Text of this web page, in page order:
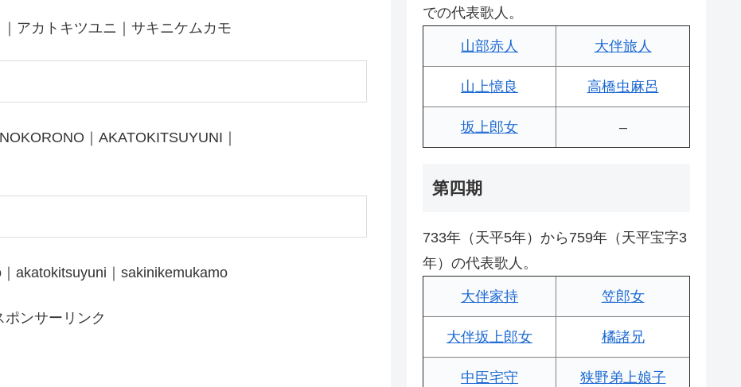
アカトキツユニ｜サキニケムカモ
｜AKATOKITSUYUNI｜
akatokitsuyuni｜sakinikemukamo
ポンサーリンク
での代表歌人。
山部赤人 大伴旅人
山上憶良 高橋虫麻呂
坂上郎女 –
第四期
733年（天平5年）から759年（天平宝字3
年）の代表歌人。
大伴家持 笠郎女
大伴坂上郎女 橘諸兄
中臣宅守 狭野弟上娘子